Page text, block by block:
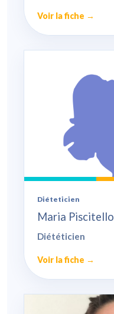
Voir la fiche →
Diéteticien
Maria Piscitello
Diététicien
Voir la fiche →